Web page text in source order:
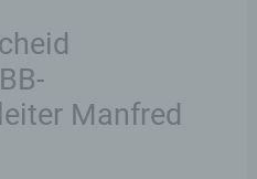
Manfred